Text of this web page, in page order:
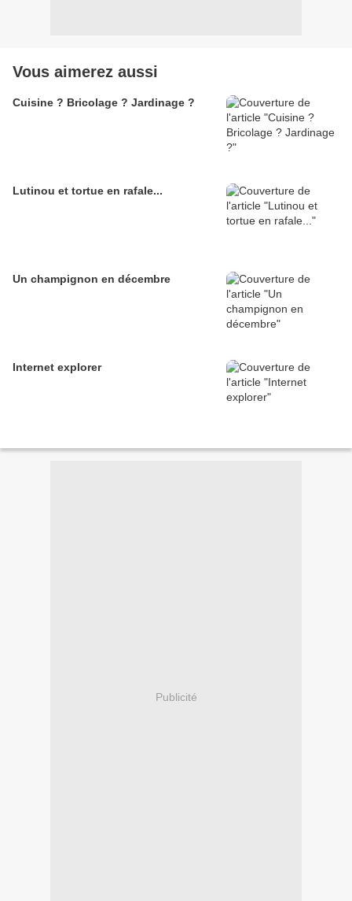
Vous aimerez aussi
Cuisine ? Bricolage ? Jardinage ?
Lutinou et tortue en rafale...
Un champignon en décembre
Internet explorer
Publicité